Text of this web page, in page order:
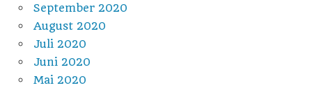
September 2020
August 2020
Juli 2020
Juni 2020
Mai 2020